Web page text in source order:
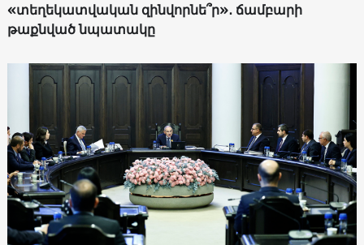
«տեղեկատվական զինվորնե՞ր»․ ճամբարի
թաքնված նպատակը